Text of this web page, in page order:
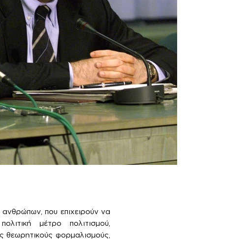
ανθρώπων, που επιχειρούν να
μέτρο πολιτισμού,
θεωρητικούς φορμαλισμούς,